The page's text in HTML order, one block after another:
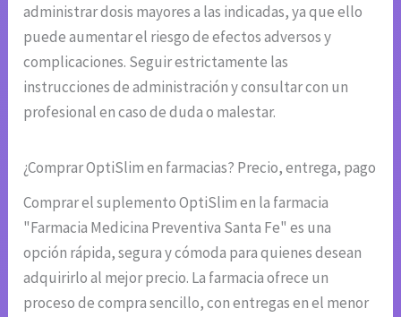
administrar dosis mayores a las indicadas, ya que ello
puede aumentar el riesgo de efectos adversos y
complicaciones. Seguir estrictamente las
instrucciones de administración y consultar con un
profesional en caso de duda o malestar.
¿Comprar OptiSlim en farmacias? Precio, entrega, pago
Comprar el suplemento OptiSlim en la farmacia
"Farmacia Medicina Preventiva Santa Fe" es una
opción rápida, segura y cómoda para quienes desean
adquirirlo al mejor precio. La farmacia ofrece un
proceso de compra sencillo, con entregas en el menor